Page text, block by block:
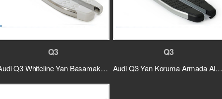
Q3
Audi Q3 Whiteline Yan Basamak Krom 2013 ve Sonrası
Q3
Audi Q3 Yan Koruma Armada